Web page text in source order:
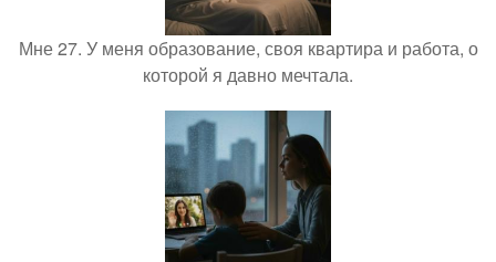
Мне 27. У меня образование, своя квартира и работа, о
которой я давно мечтала.